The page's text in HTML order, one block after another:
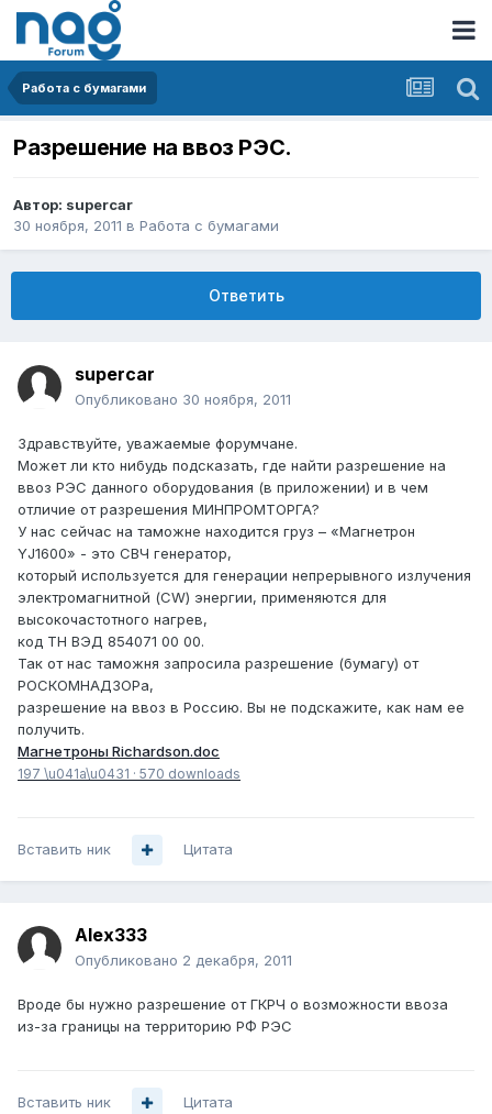
Работа с бумагами
Разрешение на ввоз РЭС.
Автор: supercar
30 ноября, 2011 в Работа с бумагами
Ответить
supercar
Опубликовано 30 ноября, 2011
Здравствуйте, уважаемые форумчане.
Может ли кто нибудь подсказать, где найти разрешение на
ввоз РЭС данного оборудования (в приложении) и в чем
отличие от разрешения МИНПРОМТОРГА?
У нас сейчас на таможне находится груз – «Магнетрон
YJ1600» - это СВЧ генератор,
который используется для генерации непрерывного излучения
электромагнитной (CW) энергии, применяются для
высокочастотного нагрев,
код ТН ВЭД 854071 00 00.
Так от нас таможня запросила разрешение (бумагу) от
РОСКОМНАДЗОРа,
разрешение на ввоз в Россию. Вы не подскажите, как нам ее
получить.
Магнетроны Richardson.doc
197 \u041a\u0431 · 570 downloads
Вставить ник Цитата
Alex333
Опубликовано 2 декабря, 2011
Вроде бы нужно разрешение от ГКРЧ о возможности ввоза
из-за границы на территорию РФ РЭС
Вставить ник Цитата